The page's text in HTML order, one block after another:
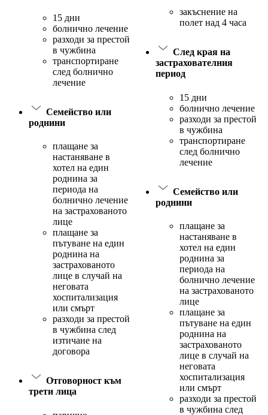
15 дни
болнично лечение
разходи за престой
в чужбина
транспортиране
след болнично
лечение
Семейство или
роднини
плащане за
настаняване в
хотел на един
роднина за
периода на
болнично лечение
на застрахованото
лице
плащане за
пътуване на един
роднина на
застрахованото
лице в случай на
неговата
хоспитализация
или смърт
разходи за престой
в чужбина след
изтичане на
договора
Отговорност към
трети лица
закъснение на
полет над 4 часа
След края на
застрахователния
период
15 дни
болнично лечение
разходи за престой
в чужбина
транспортиране
след болнично
лечение
Семейство или
роднини
плащане за
настаняване в
хотел на един
роднина за
периода на
болнично лечение
на застрахованото
лице
плащане за
пътуване на един
роднина на
застрахованото
лице в случай на
неговата
хоспитализация
или смърт
разходи за престой
в чужбина след